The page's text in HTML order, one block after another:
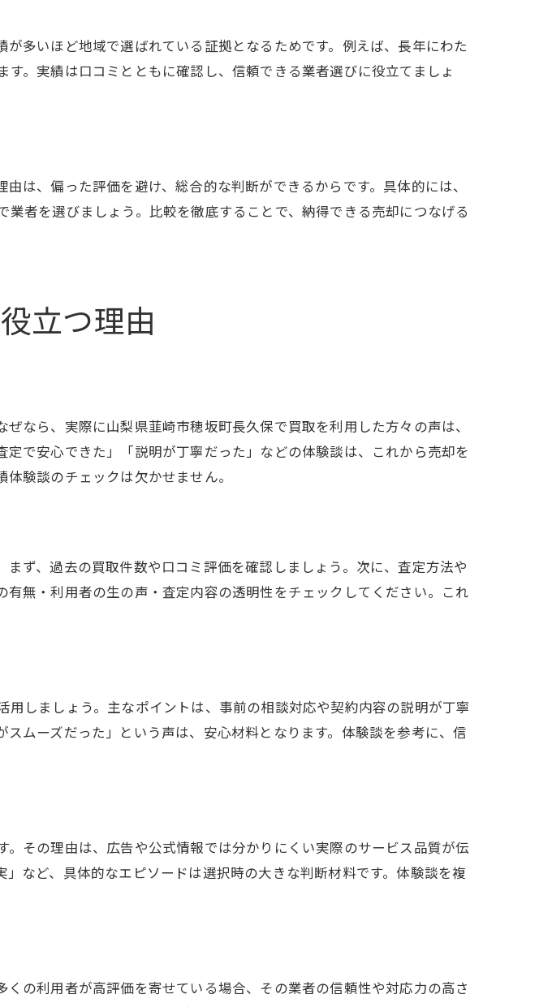
トと注意すべき点
定の進め方とコツ
判断基準とは
選ぶための基準
べき口コミの内容
ぶ賢い買取術
ミの見極め方
の実績チェック法
得売却を実現する
できる買取先を選ぶ
取実績確認ポイント
多いほど地域で選ばれている証拠となるためです。例えば、長年にわた
。実績は口コミとともに確認し、信頼できる業者選びに役立てましょ
は、偏った評価を避け、総合的な判断ができるからです。具体的には、
者を選びましょう。比較を徹底することで、納得できる売却につなげる
立つ理由
なら、実際に山梨県韮崎市穂坂町長久保で買取を利用した方々の声は、
で安心できた」「説明が丁寧だった」などの体験談は、これから売却を
験談のチェックは欠かせません。
ず、過去の買取件数や口コミ評価を確認しましょう。次に、査定方法や
無・利用者の生の声・査定内容の透明性をチェックしてください。これ
しましょう。主なポイントは、事前の相談対応や契約内容の説明が丁寧
ムーズだった」という声は、安心材料となります。体験談を参考に、信
その理由は、広告や公式情報では分かりにくい実際のサービス品質が伝
など、具体的なエピソードは選択時の大きな判断材料です。体験談を複
の利用者が高評価を寄せている場合、その業者の信頼性や対応力の高さ